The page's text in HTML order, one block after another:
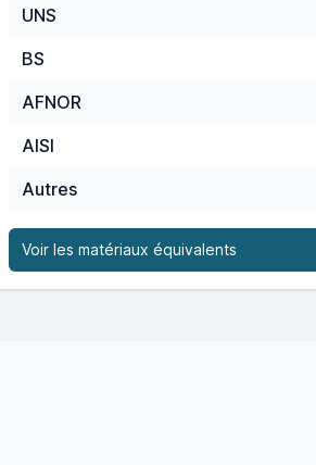
UNS
BS
AFNOR
AISI
Autres
Voir les matériaux équivalents